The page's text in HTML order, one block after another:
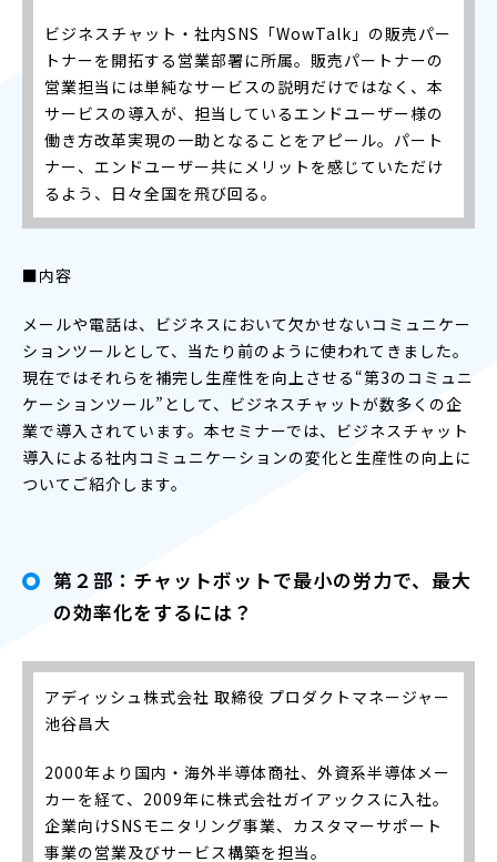
ビジネスチャット・社内SNS「WowTalk」の販売パー
トナーを開拓する営業部署に所属。販売パートナーの
営業担当には単純なサービスの説明だけではなく、本
サービスの導入が、担当しているエンドユーザー様の
働き方改革実現の一助となることをアピール。パート
ナー、エンドユーザー共にメリットを感じていただけ
るよう、日々全国を飛び回る。
■内容
メールや電話は、ビジネスにおいて欠かせないコミュニケー
ションツールとして、当たり前のように使われてきました。
現在ではそれらを補完し生産性を向上させる“第3のコミュニ
ケーションツール”として、ビジネスチャットが数多くの企
業で導入されています。本セミナーでは、ビジネスチャット
導入による社内コミュニケーションの変化と生産性の向上に
ついてご紹介します。
第２部：チャットボットで最小の労力で、最大
の効率化をするには？
アディッシュ株式会社 取締役 プロダクトマネージャー
池谷昌大
2000年より国内・海外半導体商社、外資系半導体メー
カーを経て、2009年に株式会社ガイアックスに入社。
企業向けSNSモニタリング事業、カスタマーサポート
事業の営業及びサービス構築を担当。